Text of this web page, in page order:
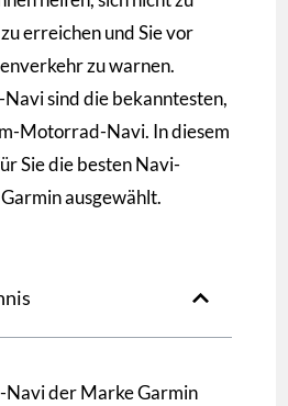
erreichen und Sie vor
zu warnen.
sind die bekanntesten,
Motorrad-Navi. In diesem
Sie die besten Navi-
ausgewählt.
der Marke Garmin